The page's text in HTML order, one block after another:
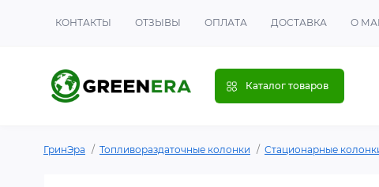
КОНТАКТЫ ОТЗЫВЫ ОПЛАТА ДОСТАВКА О
Каталог товаров
ГринЭра Топливораздаточные колонки Стационарные